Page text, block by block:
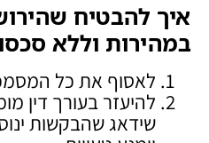
איך להבטיח
במהירות וללא
לאסוף את כל
להיעזר בעורך דין
שידאג שהבקשות